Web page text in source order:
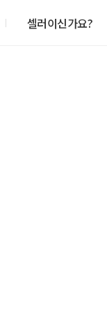
셀러이신가요?